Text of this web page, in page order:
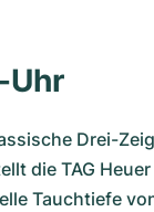
Uhr
Drei-
die TAG
Tauchtiefe